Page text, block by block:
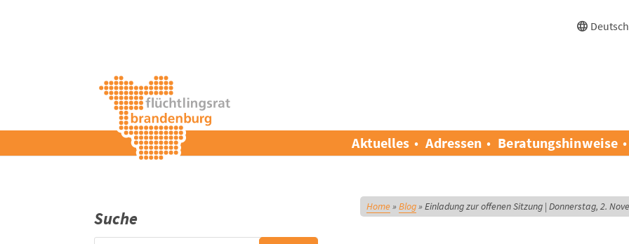
Deutsch
Aktuelles Adressen Beratungshinweise
Home»Blog»Einladung zur offenen Sitzung | Donnerstag, 2.
Suche